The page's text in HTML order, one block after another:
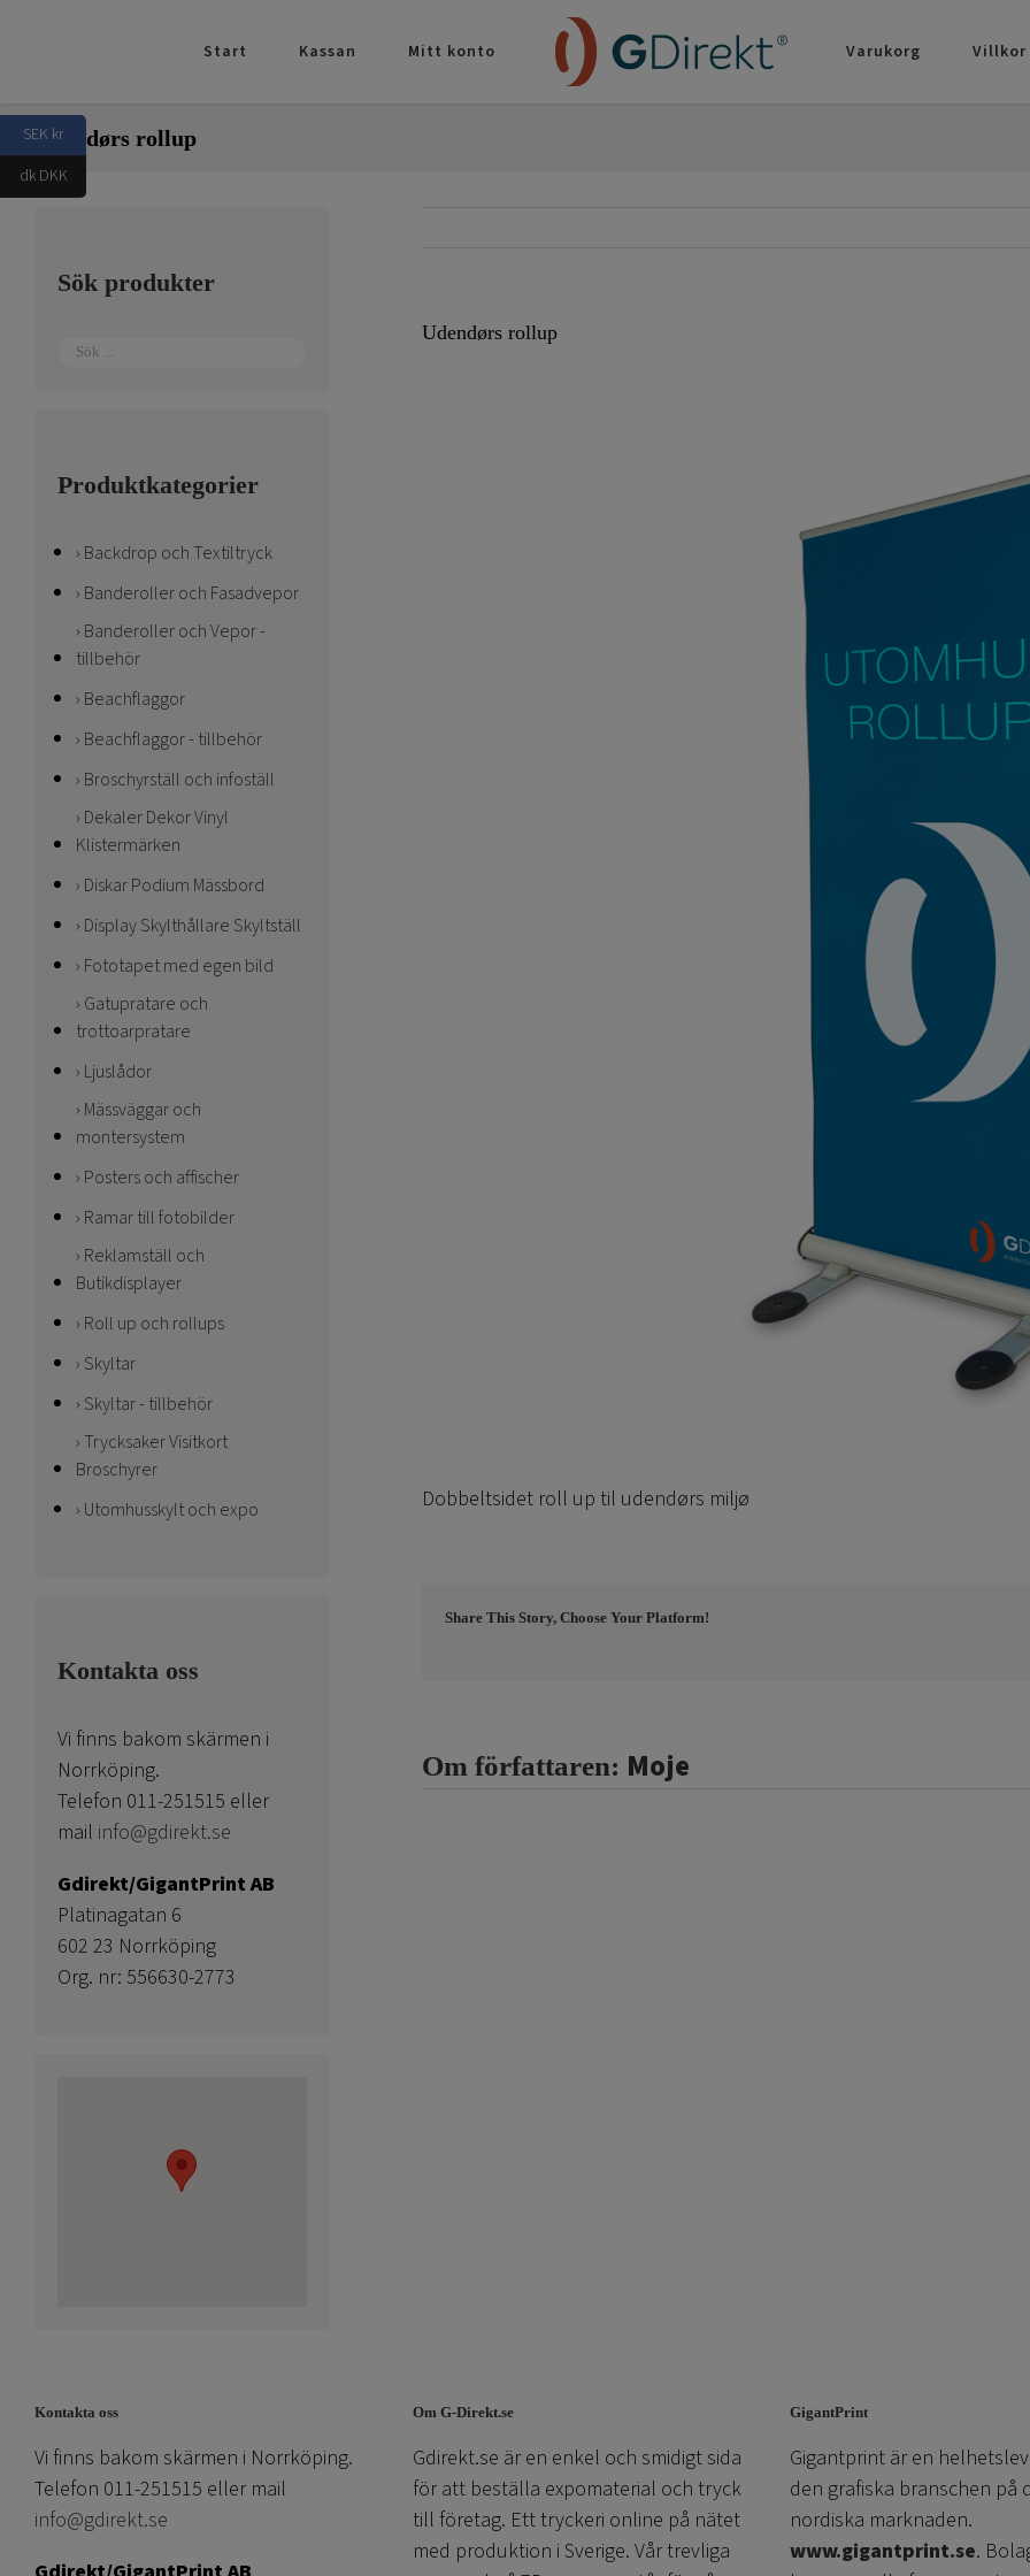
Start Kassan Mitt konto Varukorg Villkor
Udendørs rollup
Udendørs rollup
Dobbeltsidet roll up til udendørs miljø
Share This Story, Choose Your Platform!
Om författaren: Moje
Sök produkter
Produktkategorier
Backdrop och Textiltryck
Banderoller och Fasadvepor
Banderoller och Vepor -
tillbehör
Beachflaggor
Beachflaggor - tillbehör
Broschyrställ och infoställ
Dekaler Dekor Vinyl
Klistermärken
Diskar Podium Mässbord
Display Skylthållare Skyltställ
Fototapet med egen bild
Gatupratare och
trottoarpratare
Ljuslådor
Mässväggar och
montersystem
Posters och affischer
Ramar till fotobilder
Reklamställ och
Butikdisplayer
Roll up och rollups
Skyltar
Skyltar - tillbehör
Trycksaker Visitkort
Broschyrer
Utomhusskylt och expo
Kontakta oss
Vi finns bakom skärmen i
Norrköping.
Telefon 011-251515 eller
mail info@gdirekt.se
Gdirekt/GigantPrint AB
Platinagatan 6
602 23 Norrköping
Org. nr: 556630-2773
Kontakta oss
Vi finns bakom skärmen i Norrköping.
Telefon 011-251515 eller mail
info@gdirekt.se
Om G-Direkt.se
Gdirekt.se är en enkel och smidigt sida
för att beställa expomaterial och tryck
till företag. Ett tryckeri online på nätet
med produktion i Sverige. Vår trevliga
GigantPrint
Gigantprint är en
den grafiska branschen på
nordiska marknaden.
www.gigantprint.se.
SEK kr
dk DKK